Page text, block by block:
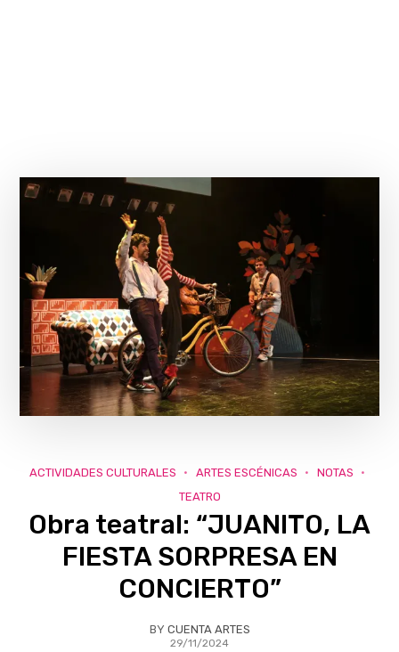
ACTIVIDADES CULTURALES ARTES ESCÉNICAS
NOTAS
TEATRO
Obra teatral: “JUANITO, LA
FIESTA SORPRESA EN
CONCIERTO”
BY CUENTA ARTES
29/11/2024